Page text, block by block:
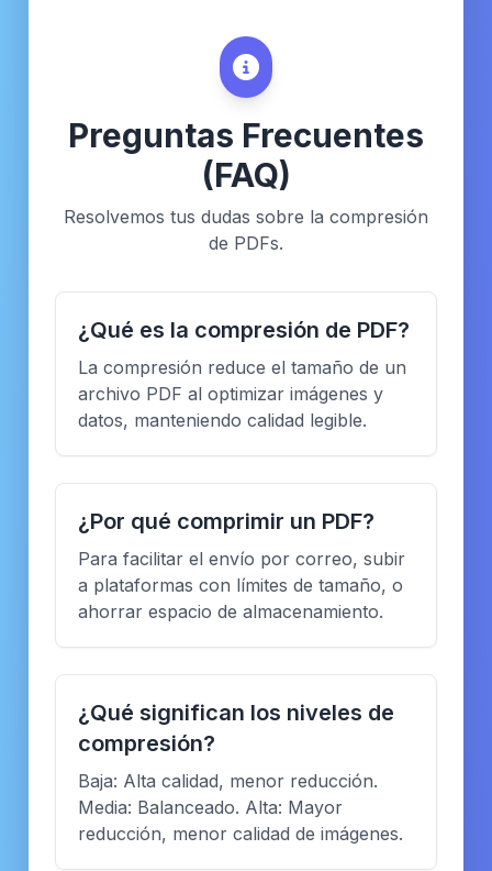
Preguntas Frecuentes
(FAQ)
Resolvemos tus dudas sobre la compresión
de PDFs.
¿Qué es la compresión de PDF?
La compresión reduce el tamaño de un
archivo PDF al optimizar imágenes y
datos, manteniendo calidad legible.
¿Por qué comprimir un PDF?
Para facilitar el envío por correo, subir
a plataformas con límites de tamaño, o
ahorrar espacio de almacenamiento.
¿Qué significan los niveles de
compresión?
Baja: Alta calidad, menor reducción.
Media: Balanceado. Alta: Mayor
reducción, menor calidad de imágenes.